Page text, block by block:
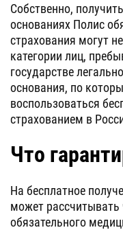
Собственно,
основаниях Полис
страхования могут
категории лиц,
государстве
основания, по
воспользоваться
страхованием в
Что
На бесплатное
может рассчитывать
обязательного